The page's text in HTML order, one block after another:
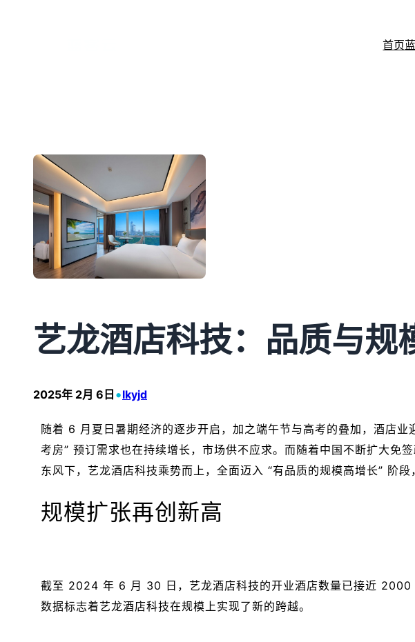
首页
艺龙酒店科技：品质与
2025年 2月 6日 •lkyjd
随着 6 月夏日暑期经济的逐步开启，加之端午节与高考的叠加，酒店
考房” 预订需求也在持续增长，市场供不应求。而随着中国不断扩大免
东风下，艺龙酒店科技乘势而上，全面迈入 “有品质的规模高增长” 阶段
规模扩张再创新高
截至 2024 年 6 月 30 日，艺龙酒店科技的开业酒店数量已接近
数据标志着艺龙酒店科技在规模上实现了新的跨越。